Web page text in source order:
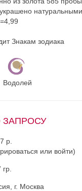
Знакам зодиака
Водолей
ЗАПРОСУ
р.
или войти)
г. Москва